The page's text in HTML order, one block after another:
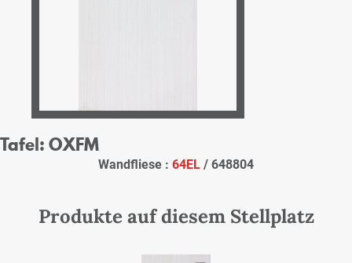
Tafel: OXFM
Wandfliese : 64EL / 648804
Produkte auf diesem Stellplatz